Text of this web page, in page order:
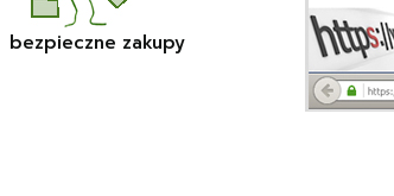
bezpieczne zakupy